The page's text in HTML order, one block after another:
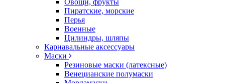
Овощи, фрукты
Пиратские, морские
Перья
Военные
Цилиндры, шляпы
Карнавальные аксессуары
Маски
Резиновые маски (латексные)
Венецианские полумаски